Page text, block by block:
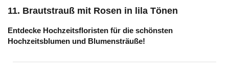
11. Brautstrauß mit Rosen in lila Tönen
Entdecke Hochzeitsfloristen für die schönsten
Hochzeitsblumen und Blumensträuße!